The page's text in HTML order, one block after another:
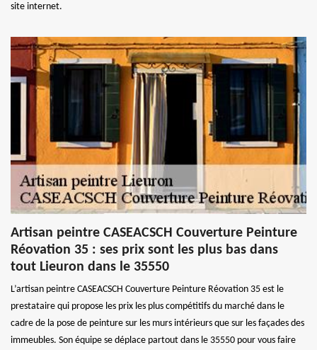
site internet.
Artisan peintre CASEACSCH Couverture Peinture
Réovation 35 : ses prix sont les plus bas dans
tout Lieuron dans le 35550
L’artisan peintre CASEACSCH Couverture Peinture Réovation 35 est le
prestataire qui propose les prix les plus compétitifs du marché dans le
cadre de la pose de peinture sur les murs intérieurs que sur les façades des
immeubles. Son équipe se déplace partout dans le 35550 pour vous faire